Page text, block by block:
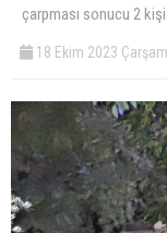
çarpması sonucu 2 kişi
18 Ekim 2023